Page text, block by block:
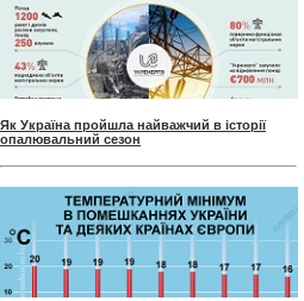
Як Україна пройшла найважчий в історії
опалювальний сезон